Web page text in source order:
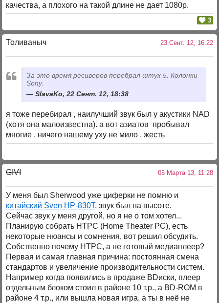
качества, а плохого на такой длине не дает 1080р.
3
Толиваныч 23 Сент. 12, 16:22
За это время ресиверов перебрал штук 5. Колонки
Sony.
SlavaKo, 22 Сент. 12, 18:38
я тоже перебирал , наилучший звук был у акустики NAD
(хотя она малоизвестна). а вот азиатов пробывал
многие , ничего нашему уху не мило , жесть
GIVI 05 Марта 13, 11:28
У меня был Sherwood уже циферки не помню и
китайский Sven HP-830T, звук был на высоте.
Сейчас звук у меня другой, но я не о том хотел...
Планирую собрать HTPC (Home Theater PC), есть
некоторые нюансы и сомнения, вот решил обсудить.
Собственно почему HTPC, а не готовый медиаплеер?
Первая и самая главная причина: постоянная смена
стандартов и увеличение производительности систем.
Например когда появились в продаже BDиски, плеер
отдельным блоком стоил в районе 10 т.р., а BD-ROM в
районе 4 т.р., или вышла новая игра, а ты в неё не